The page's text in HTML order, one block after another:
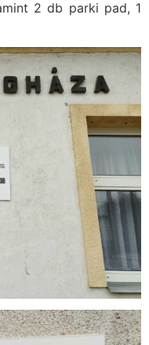
2 db parki pad, 1